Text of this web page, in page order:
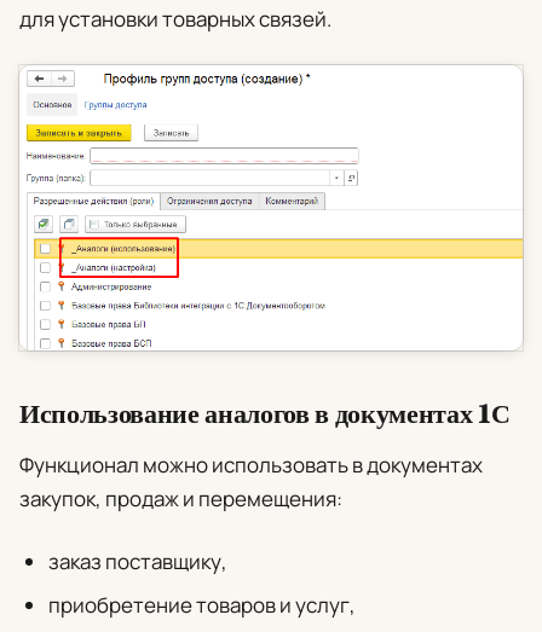
для установки товарных связей.
Использование аналогов в документах 1С
Функционал можно использовать в документах
закупок, продаж и перемещения:
заказ поставщику,
приобретение товаров и услуг,